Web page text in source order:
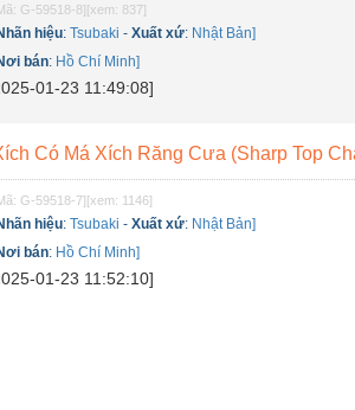
G-59518-8][xem: 837]
hiệu:Tsubaki -Xuất xứ: Nhật Bản]
bán: Hồ Chí Minh]
01-23 11:49:08]
Có Má Xích Răng Cưa (Sharp Top
G-59518-7][xem: 1146]
hiệu:Tsubaki -Xuất xứ: Nhật Bản]
bán: Hồ Chí Minh]
01-23 11:52:10]